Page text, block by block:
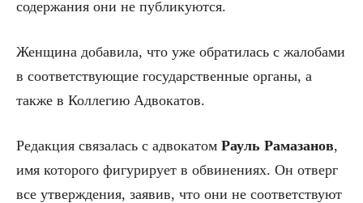
содержания они не публикуются.
Женщина добавила, что уже обратилась с жалобами
в соответствующие государственные органы, а
также в Коллегию Адвокатов.
Редакция связалась с адвокатом Рауль Рамазанов,
имя которого фигурирует в обвинениях. Он отверг
все утверждения, заявив, что они не соответствуют